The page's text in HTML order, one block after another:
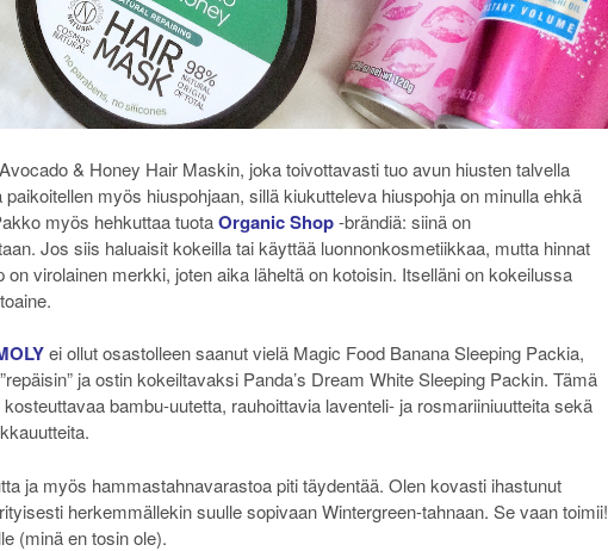
& Honey Hair Maskin, joka toivottavasti tuo avun hiusten talvella
myös hiuspohjaan, sillä kiukutteleva hiuspohja on minulla ehkä
myös hehkuttaa tuotaOrganic Shop-brändiä: siinä on
Jos siis haluaisit kokeilla tai käyttää luonnonkosmetiikkaa, mutta hinnat
virolainen merkki, joten aika läheltä on kotoisin. Itselläni on kokeilussa
ei ollut osastolleen saanut vielä Magic Food Banana Sleeping Packia,
ja ostin kokeiltavaksi Panda’s Dream White Sleeping Packin. Tämä
bambu-uutetta, rauhoittavia laventeli- ja rosmariiniuutteita sekä
ja myös hammastahnavarastoa piti täydentää. Olen kovasti ihastunut
herkemmällekin suulle sopivaan Wintergreen-tahnaan. Se vaan toimii!
(minä en tosin ole).